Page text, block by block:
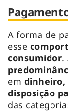
A forma de
esse
consumidor.
em dinheiro,
disposição
das